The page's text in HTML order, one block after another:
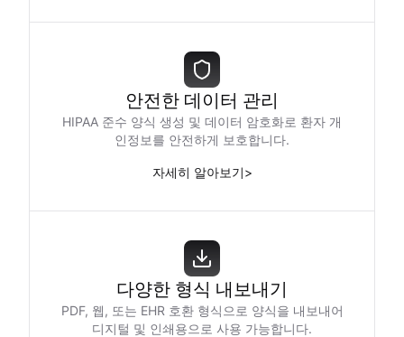
안전한 데이터 관리
HIPAA 준수 양식 생성 및 데이터 암호화로 환자 개
인정보를 안전하게 보호합니다.
자세히 알아보기>
다양한 형식 내보내기
PDF, 웹, 또는 EHR 호환 형식으로 양식을 내보내어
디지털 및 인쇄용으로 사용 가능합니다.